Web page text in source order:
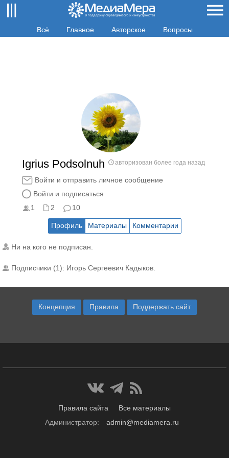
Всё Главное Авторское Вопросы
Igrius Podsolnuh авторизован более года назад
Войти и отправить личное сообщение
Войти и подписаться
1
2 10
Профиль Материалы Комментарии
Ни на кого не подписан.
Подписчики (1): Игорь Сергеевич Кадыков
Концепция Правила Поддержать сайт
Правила сайта
Все материалы
Администратор:
admin@mediamera.ru